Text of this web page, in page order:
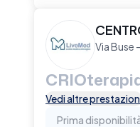
Via Buse
Vedi altre
Prima